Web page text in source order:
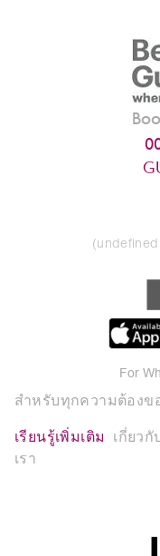
For
สำหรับทุกความต้องข
เรียนรู้เพิ่มเติม
เกี่ยว
เรา